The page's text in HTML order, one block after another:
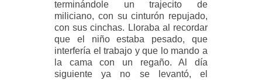
terminándole un trajecito de
miliciano, con su cinturón repujado,
con sus cinchas. Lloraba al recordar
que el niño estaba pesado, que
interfería el trabajo y que lo mando a
la cama con un regaño. Al día
siguiente ya no se levantó, el